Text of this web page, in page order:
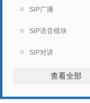
SIP广播
SIP语音模块
SIP对讲
查看全部